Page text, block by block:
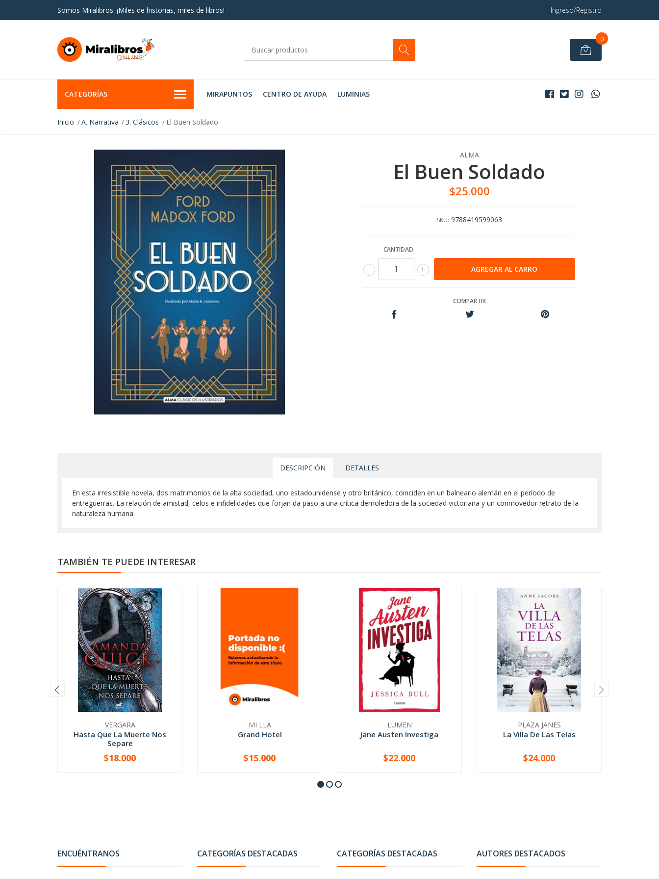
Somos Miralibros. ¡Miles de historias, miles de libros! Ingreso/Registro
0
CATEGORÍAS MIRAPUNTOS CENTRO DE AYUDA LUMINIAS
Inicio A. Narrativa 3. Clásicos El Buen Soldado
ALMA
El Buen Soldado
$25.000
SKU: 9788419599063
CANTIDAD
+
-
COMPARTIR
DESCRIPCIÓN DETALLES
En esta irresistible novela, dos matrimonios de la alta sociedad, uno estadounidense y otro británico, coinciden en un balneario alemán en el período de
entreguerras. La relación de amistad, celos e infidelidades que forjan da paso a una crítica demoledora de la sociedad victoriana y un conmovedor retrato de la
naturaleza humana.
TAMBIÉN TE PUEDE INTERESAR
VERGARA
Hasta Que La Muerte Nos
Separe
+
$18.000
MI LLA
Grand Hotel
+
$15.000
LUMEN
Jane Austen Investiga
+
$22.000
PLAZA JANES
La Villa De Las Telas
+
$24.000
ENCUÉNTRANOS CATEGORÍAS DESTACADAS CATEGORÍAS DESTACADAS AUTORES DESTACADOS